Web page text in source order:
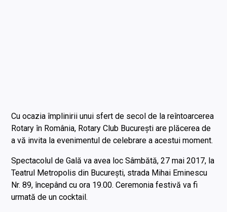
Cu ocazia împlinirii unui sfert de secol de la reîntoarcerea
Rotary în România, Rotary Club București are plăcerea de
a vă invita la evenimentul de celebrare a acestui moment.
Spectacolul de Gală va avea loc Sâmbătă, 27 mai 2017, la
Teatrul Metropolis din București, strada Mihai Eminescu
Nr. 89, începând cu ora 19.00. Ceremonia festivă va fi
urmată de un cocktail.